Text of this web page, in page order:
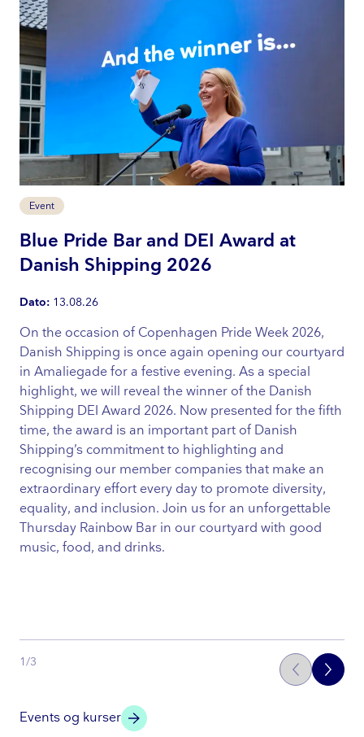
Event
Blue Pride Bar and DEI Award at
Danish Shipping 2026
Dato: 13.08.26
On the occasion of Copenhagen Pride Week 2026,
Danish Shipping is once again opening our courtyard
in Amaliegade for a festive evening. As a special
highlight, we will reveal the winner of the Danish
Shipping DEI Award 2026. Now presented for the fifth
time, the award is an important part of Danish
Shipping’s commitment to highlighting and
recognising our member companies that make an
extraordinary effort every day to promote diversity,
equality, and inclusion. Join us for an unforgettable
Thursday Rainbow Bar in our courtyard with good
music, food, and drinks.
1/3
Events og kurser